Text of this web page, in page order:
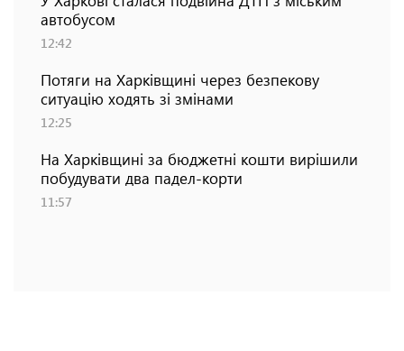
автобусом
12:42
Потяги на Харківщині через безпекову
ситуацію ходять зі змінами
12:25
На Харківщині за бюджетні кошти вирішили
побудувати два падел-корти
11:57